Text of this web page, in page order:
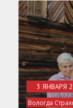
3 ЯНВАРЯ
Вологда